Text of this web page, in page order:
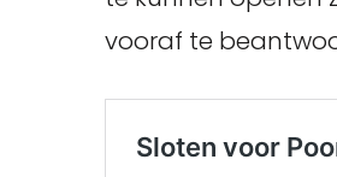
vooraf te